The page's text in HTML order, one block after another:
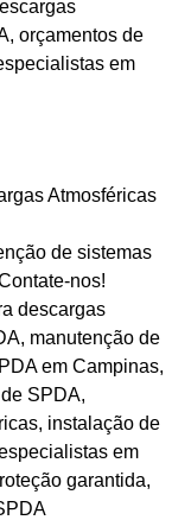
orçamentos de
em
Atmosféricas
de sistemas
nos!
descargas
manutenção de
em Campinas,
SPDA,
instalação de
em
garantida,